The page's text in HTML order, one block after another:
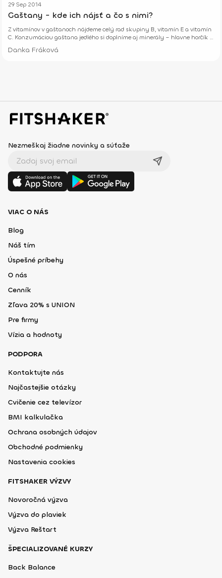
29 Sep 2014
Gaštany - kde ich nájsť a čo s nimi?
Z vitamínov v gaštanoch nájdeme celý rad skupiny B, vitamín E a vitamín
C. Konzumáciou gaštana jedlého si doplníme aj minerály – hlavne horčík ,
Danka Fráková
Nezmeškaj žiadne novinky a súťaže
VIAC O NÁS
Blog
Náš tím
Úspešné príbehy
O nás
Cenník
Zľava 20% s UNION
Pre firmy
Vízia a hodnoty
PODPORA
Kontaktujte nás
Najčastejšie otázky
Cvičenie cez televízor
BMI kalkulačka
Ochrana osobných údajov
Obchodné podmienky
Nastavenia cookies
FITSHAKER VÝZVY
Novoročná výzva
Výzva do plaviek
Výzva Reštart
ŠPECIALIZOVANÉ KURZY
Back Balance